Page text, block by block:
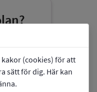
(cookies) för att
sätt för dig. Här kan